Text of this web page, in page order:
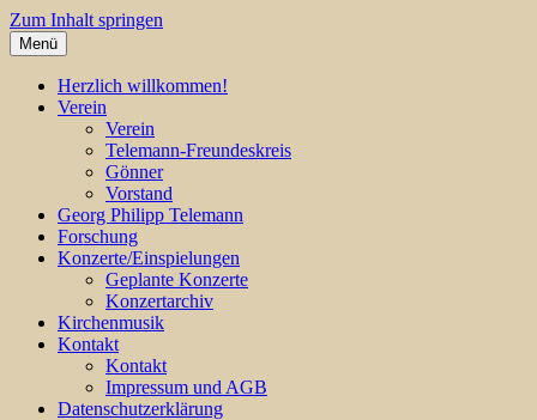
Zum Inhalt springen
Telemann-Gesellschaft Schweiz
Menü
Herzlich willkommen!
Verein
Verein
Telemann-Freundeskreis
Gönner
Vorstand
Georg Philipp Telemann
Forschung
Konzerte/Einspielungen
Geplante Konzerte
Konzertarchiv
Kirchenmusik
Kontakt
Kontakt
Impressum und AGB
Datenschutzerklärung